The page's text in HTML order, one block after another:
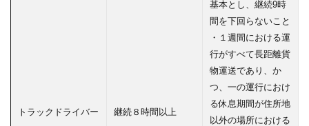
トラックドライバー 継続８時間以上
基本とし、継続9時
間を下回らないこと
・１週間における運
行がすべて長距離貨
物運送であり、か
つ、一の運行におけ
る休息期間が住所地
以外の場所における